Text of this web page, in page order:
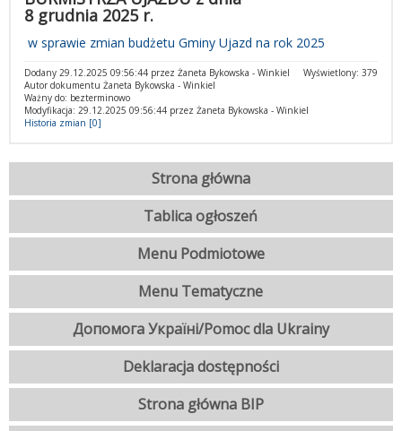
8 grudnia 2025 r.
w sprawie zmian budżetu Gminy Ujazd na rok 2025
Wyświetlony: 379
Dodany 29.12.2025 09:56:44 przez Żaneta Bykowska - Winkiel
Autor dokumentu Żaneta Bykowska - Winkiel
Ważny do: bezterminowo
Modyfikacja: 29.12.2025 09:56:44 przez Żaneta Bykowska - Winkiel
Historia zmian [0]
Strona główna
Tablica ogłoszeń
Menu Podmiotowe
Menu Tematyczne
Допомога Україні/Pomoc dla Ukrainy
Deklaracja dostępności
Strona główna BIP